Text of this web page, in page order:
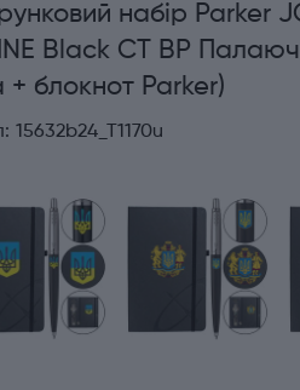
набір Parker
Black CT BP
+ блокнот Parker)
15632b24_T1170u